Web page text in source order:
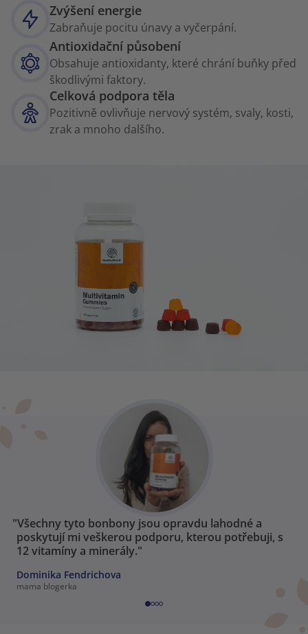
Zvýšení energie
Zabraňuje pocitu únavy a vyčerpání.
Antioxidační působení
Obsahuje antioxidanty, které chrání buňky před
škodlivými faktory.
Celková podpora těla
Pozitivně ovlivňuje nervový systém, svaly, kosti,
zrak a mnoho dalšího.
"Všechny tyto bonbony jsou opravdu lahodné a
poskytují mi veškerou podporu, kterou potřebuji, s
12 vitamíny a minerály."
Dominika Fendrichova
mama blogerka